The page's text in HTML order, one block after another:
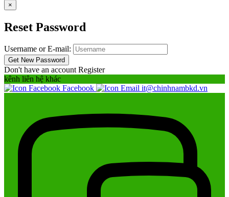
×
Reset Password
Username or E-mail:
Don't have an accountRegister
kênh liên hệ khác
Facebook
it@chinhnambkd.vn